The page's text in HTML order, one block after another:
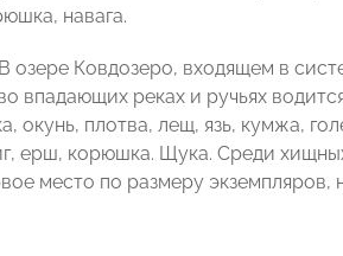
навага.
озере Ковдозеро, входящем в
впадающих реках и ручьях
окунь, плотва, лещ, язь, кумжа,
ерш, корюшка. Щука. Среди
место по размеру экземпляров,